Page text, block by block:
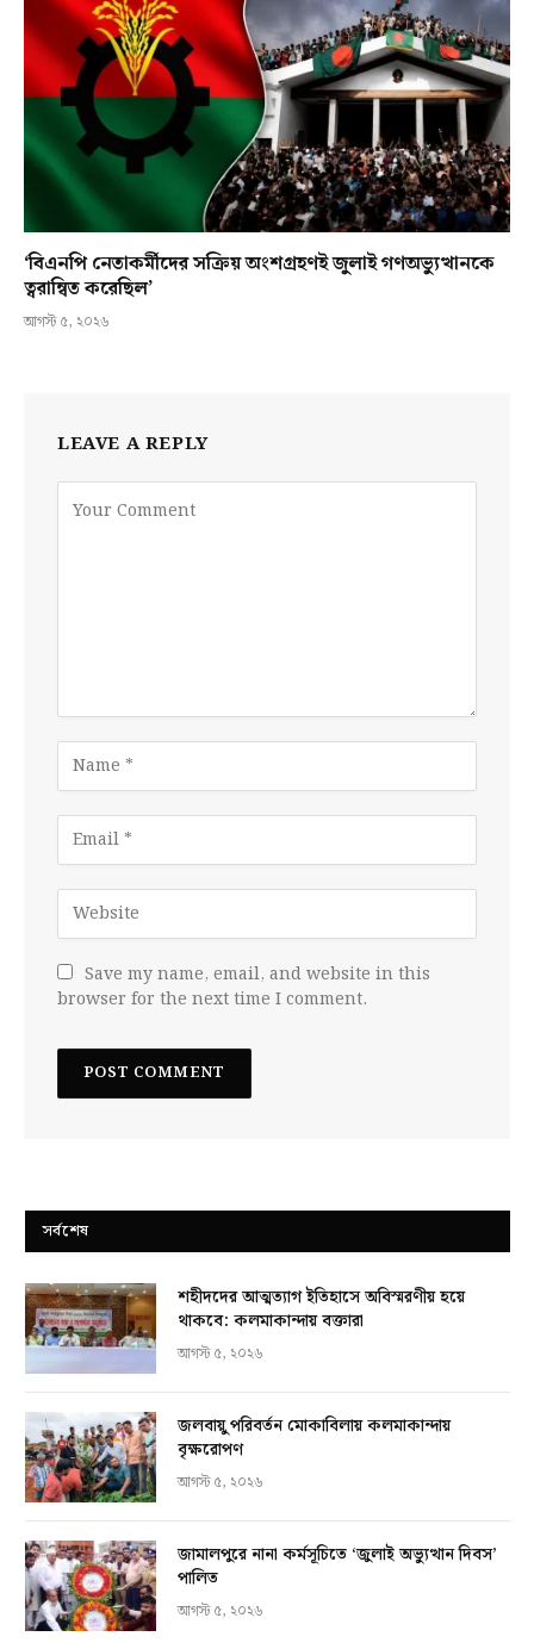
‘বিএনপি নেতাকর্মীদের সক্রিয় অংশগ্রহণই জুলাই গণঅভ্যুত্থানকে
ত্বরান্বিত করেছিল’
আগস্ট ৫, ২০২৬
LEAVE A REPLY
Save my name, email, and website in this
browser for the next time I comment.
সর্বশেষ
শহীদদের আত্মত্যাগ ইতিহাসে অবিস্মরণীয় হয়ে
থাকবে: কলমাকান্দায় বক্তারা
আগস্ট ৫, ২০২৬
জলবায়ু পরিবর্তন মোকাবিলায় কলমাকান্দায়
বৃক্ষরোপণ
আগস্ট ৫, ২০২৬
জামালপুরে নানা কর্মসূচিতে ‘জুলাই অভ্যুত্থান দিবস’
পালিত
আগস্ট ৫, ২০২৬